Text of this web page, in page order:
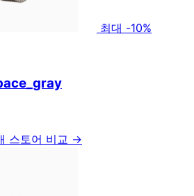
최대 -10%
스토어 비교 →